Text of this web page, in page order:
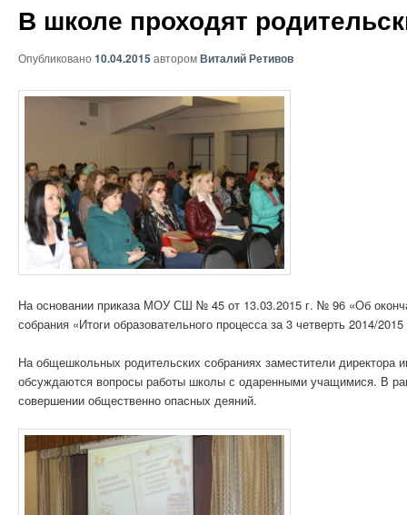
В школе проходят
Опубликовано 10.04.2015 авторомВиталий Ретивов
На основании приказа МОУ СШ № 45 от 13.03.2015 г. № 96 «Об
собрания «Итоги образовательного процесса за 3 четверть 2014/
На общешкольных родительских собраниях заместители
обсуждаются вопросы работы школы с одаренными учащимися. В
совершении общественно опасных деяний.